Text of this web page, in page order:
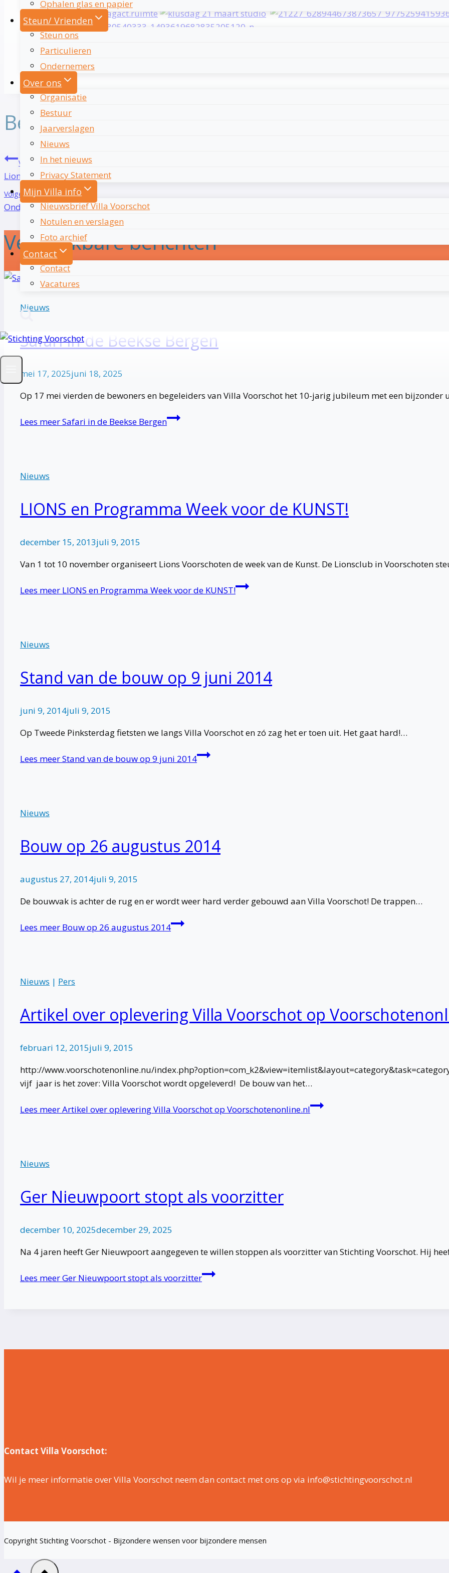
Ophalen glas en papier
Steun/ Vrienden
Steun ons
Particulieren
Ondernemers
Over ons
Organisatie
Bestuur
Jaarverslagen
Nieuws
In het nieuws
Privacy Statement
Mijn Villa info
Nieuwsbrief Villa Voorschot
Notulen en verslagen
Foto archief
Contact
Contact
Vacatures
Bericht navigatie
Vorige
Lions geven € 20.000,– aan Voorschot
Volgende
Ondertekening huurcontract
Vergelijkbare berichten
Nieuws
Safari in de Beekse Bergen
mei 17, 2025juni 18, 2025
Op 17 mei vierden de bewoners en begeleiders van Villa Voorschot het 10-jarig jubileum met een bijzonder
Lees meerSafari in de Beekse Bergen
Nieuws
LIONS en Programma Week voor de KUNST!
december 15, 2013juli 9, 2015
Van 1 tot 10 november organiseert Lions Voorschoten de week van de Kunst. De Lionsclub in Voorschoten
Lees meer LIONS en Programma Week voor de KUNST!
Nieuws
Stand van de bouw op 9 juni 2014
juni 9, 2014juli 9, 2015
Op Tweede Pinksterdag fietsten we langs Villa Voorschot en zó zag het er toen uit. Het gaat hard!…
Lees meerStand van de bouw op 9 juni 2014
Nieuws
Bouw op 26 augustus 2014
augustus 27, 2014juli 9, 2015
De bouwvak is achter de rug en er wordt weer hard verder gebouwd aan Villa Voorschot! De trappen…
Lees meer Bouw op 26 augustus 2014
Nieuws | Pers
Artikel over oplevering Villa Voorschot op
februari 12, 2015juli 9, 2015
http://www.voorschotenonline.nu/
vijf jaar is het zover: Villa Voorschot wordt opgeleverd! De bouw van het…
Lees meerArtikel over oplevering Villa Voorschot op Voorschotenonline.nl
Nieuws
Ger Nieuwpoort stopt als voorzitter
december 10, 2025december 29, 2025
Na 4 jaren heeft Ger Nieuwpoort aangegeven te willen stoppen als voorzitter van Stichting Voorschot. Hij
Lees meerGer Nieuwpoort stopt als voorzitter
Contact Villa Voorschot:
Wil je meer informatie over Villa Voorschot neem dan contact met ons op via info@stichtingvoorschot.nl
Copyright Stichting Voorschot - Bijzondere wensen voor bijzondere mensen